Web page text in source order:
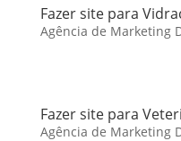
Fazer site para
Agência de Marketing
Fazer site para
Agência de Marketing